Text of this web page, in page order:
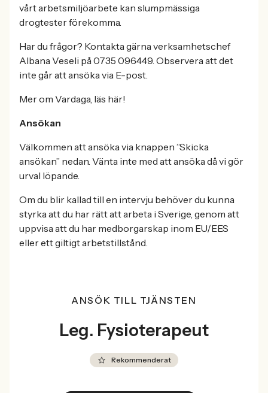
vårt arbetsmiljöarbete kan slumpmässiga
drogtester förekomma.
Har du frågor? Kontakta gärna verksamhetschef
Albana Veseli på 0735 096449. Observera att det
inte går att ansöka via E-post.
Mer om Vardaga, läs här!
Ansökan
Välkommen att ansöka via knappen ”Skicka
ansökan” nedan. Vänta inte med att ansöka då vi gör
urval löpande.
Om du blir kallad till en intervju behöver du kunna
styrka att du har rätt att arbeta i Sverige, genom att
uppvisa att du har medborgarskap inom EU/EES
eller ett giltigt arbetstillstånd.
ANSÖK TILL TJÄNSTEN
Leg. Fysioterapeut
Rekommenderat